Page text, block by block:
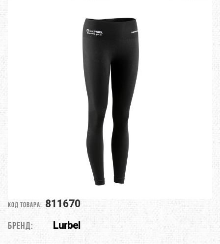
Код товара: 811670
Бренд: Lurbel